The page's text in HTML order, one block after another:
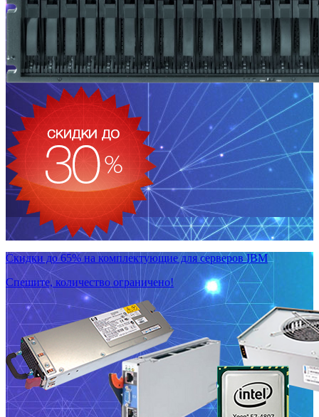
Скидки до 65% на комплектующие для серверов IBM
Спешите, количество ограничено!